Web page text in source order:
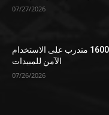
07/27/2026
الزراعة: تأهيل 1600 متدرب على الاستخدام
الآمن للمبيدات
07/26/2026